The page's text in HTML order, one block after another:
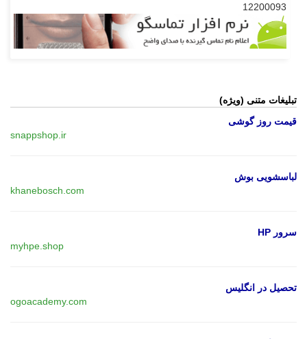
12200093
تبلیغات متنی (ویژه)
قیمت روز گوشی
snappshop.ir
لباسشویی بوش
khanebosch.com
سرور HP
myhpe.shop
تحصیل در انگلیس
ogoacademy.com